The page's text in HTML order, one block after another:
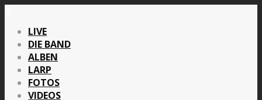
LIVE
DIE BAND
ALBEN
LARP
FOTOS
VIDEOS